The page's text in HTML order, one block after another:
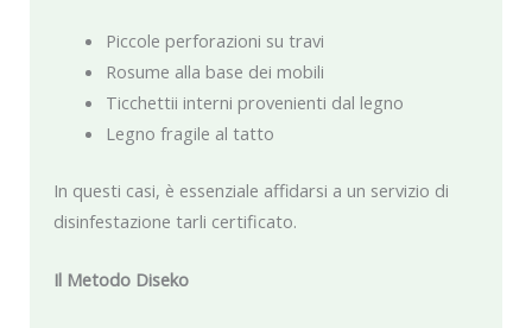
Piccole perforazioni su travi
Rosume alla base dei mobili
Ticchettii interni provenienti dal legno
Legno fragile al tatto
In questi casi, è essenziale affidarsi a un servizio di
disinfestazione tarli certificato.
Il Metodo Diseko